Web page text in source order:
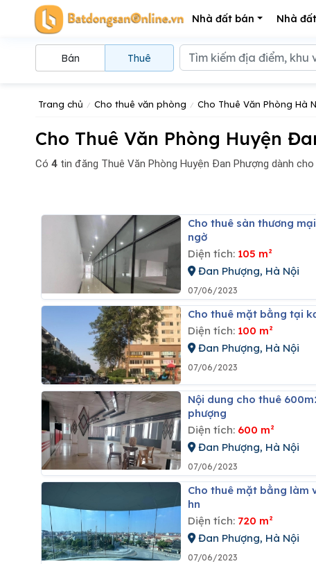
Nhà đất bán Nhà
Trang chủ Cho thuê văn phòng Cho Thuê Văn Phòng Hà
Cho Thuê Văn Phòng Huyện
Có 4 tin đăng Thuê Văn Phòng Huyện Đan Phượng dành
Cho thuê sàn thương mại tân tây đô toà chung cư hhb phù hợp kinh doanh, mở vp giá rẻ bất
ngờ
Diện tích: 105 m²
Đan Phượng, Hà Nội
07/06/2023
Cho thuê mặt bằng tại
Diện tích: 100 m²
Đan Phượng, Hà Nội
07/06/2023
Nội dung cho thuê 600m2 văn phòng tại tầng 6 tòa nhà thương mại, trung tâm huyện đan
phượng
Diện tích: 600 m²
Đan Phượng, Hà Nội
07/06/2023
Cho thuê mặt bằng làm văn phòng, dịch vụ, thương mại 720m2 thị trấn phùng, đan phượng,
hn
Diện tích: 720 m²
Đan Phượng, Hà Nội
07/06/2023
Bán Thuê